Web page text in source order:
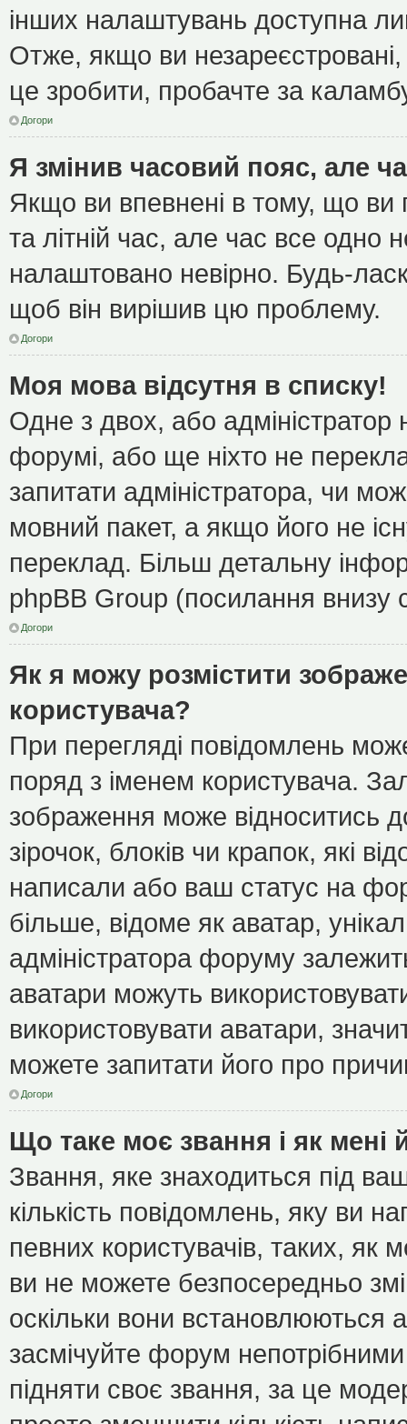
інших налаштувань доступна
Отже, якщо ви
це зробити, пробачте за
Догори
Я змінив часовий пояс, але
Якщо ви впевнені в тому, що ви
та літній час, але час все одно
налаштовано невірно. Будь-
щоб він вирішив цю проблему.
Догори
Моя мова відсутня в списку!
Одне з двох, або
форумі, або ще ніхто не
запитати адміністратора, чи
мовний пакет, а якщо його не
переклад. Більш детальну
phpBB Group (посилання внизу
Догори
Як я можу розмістити
користувача?
При перегляді повідомлень
поряд з іменем користувача.
зображення може відноситись
зірочок, блоків чи крапок, які
написали або ваш статус на
більше, відоме як аватар,
адміністратора форуму
аватари можуть
використовувати аватари,
можете запитати його про
Догори
Що таке моє звання і як мені
Звання, яке знаходиться під
кількість повідомлень, яку ви
певних користувачів, таких, як
ви не можете безпосередньо
оскільки вони встановлюються
засмічуйте форум
підняти своє звання, за це